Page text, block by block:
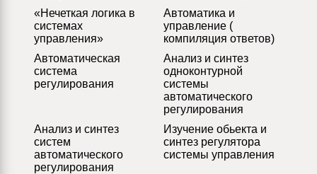
«Нечеткая логика в
системах
управления»
Автоматика и
управление (
компиляция ответов)
Автоматическая
система
регулирования
Анализ и синтез
одноконтурной
системы
автоматического
регулирования
Анализ и синтез
систем
автоматического
регулирования
Изучение обьекта и
синтез регулятора
системы управления